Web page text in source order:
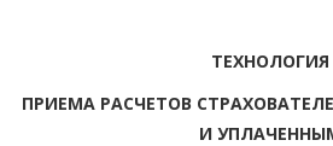
ТЕХНОЛОГИЯ
ПРИЕМА РАСЧЕТОВ
И